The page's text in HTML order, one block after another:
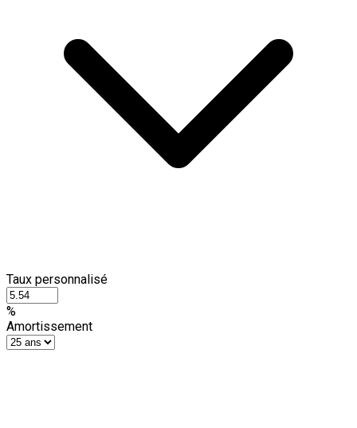
Taux personnalisé
%
Amortissement